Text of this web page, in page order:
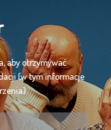
aby otrzymywać
(w tym informacje